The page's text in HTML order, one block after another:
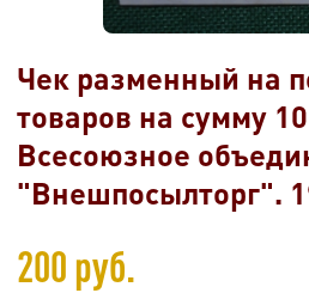
Чек разменный на
товаров на сумму
Всесоюзное
"Внешпосылторг".
200 руб.